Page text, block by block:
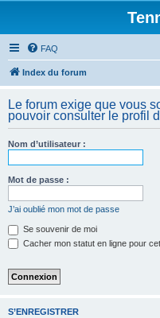
FAQ
Index du forum
Le forum exige que vous
pouvoir consulter le profil
Nom d’utilisateur :
Mot de passe :
J’ai oublié mon mot de passe
Se souvenir de moi
Cacher mon statut en ligne pour
S’ENREGISTRER